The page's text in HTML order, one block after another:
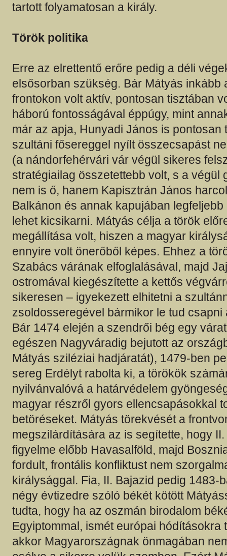
tartott folyamatosan a király.
Török politika
Erre az elrettentő erőre pedig a déli
elsősorban szükség. Bár Mátyás inkább
frontokon volt aktív, pontosan tisztában
háború fontosságával éppúgy, mint
már az apja, Hunyadi János is pontosan
szultáni fősereggel nyílt összecsapást
(a nándorfehérvári vár végül sikeres
stratégiailag összetettebb volt, s a végül
nem is ő, hanem Kapisztrán János
Balkánon és annak kapujában
lehet kicsikarni. Mátyás célja a török
megállítása volt, hiszen a magyar
ennyire volt önerőből képes. Ehhez a
Szabács várának elfoglalásával, majd
ostromával kiegészítette a kettős
sikeresen – igyekezett elhitetni a
zsoldosseregével bármikor le tud csapni
Bár 1474 elején a szendrői bég egy
egészen Nagyváradig bejutott az
Mátyás sziléziai hadjáratát), 1479-ben
sereg Erdélyt rabolta ki, a törökök
nyilvánvalóvá a határvédelem
magyar részről gyors ellencsapásokkal
betöréseket. Mátyás törekvését a
megszilárdítására az is segítette, hogy
figyelme előbb Havasalföld, majd
fordult, frontális konfliktust nem
királysággal. Fia, II. Bajazid pedig 1483-
négy évtizedre szóló békét kötött
tudta, hogy ha az oszmán birodalom
Egyiptommal, ismét európai hódításokra
akkor Magyarországnak önmagában